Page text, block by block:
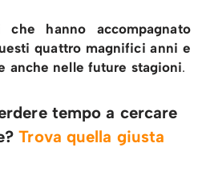
hanno accompagnato
quattro magnifici anni e
anche nelle future stagioni.
tempo a cercare
Trova quella giusta